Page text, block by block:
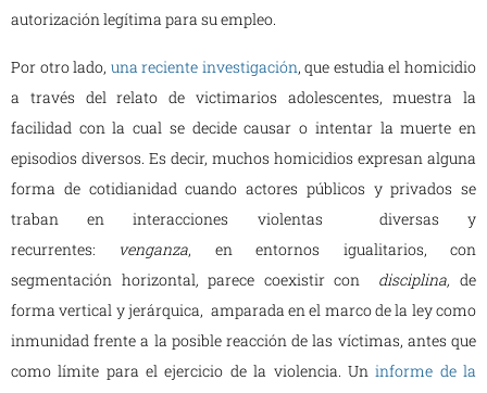
autorización legítima para su empleo.
Por otro lado, una reciente investigación, que estudia el homicidio
a través del relato de victimarios adolescentes, muestra la
facilidad con la cual se decide causar o intentar la muerte en
episodios diversos. Es decir, muchos homicidios expresan alguna
forma de cotidianidad cuando actores públicos y privados se
traban en interacciones violentas diversas y
recurrentes: venganza, en entornos igualitarios, con
segmentación horizontal,parece coexistir con disciplina,de
forma vertical y jerárquica, amparada en el marco de la ley como
inmunidad frente a la posible reacción de las víctimas, antes que
como límite para el ejercicio de la violencia. Uninforme de la